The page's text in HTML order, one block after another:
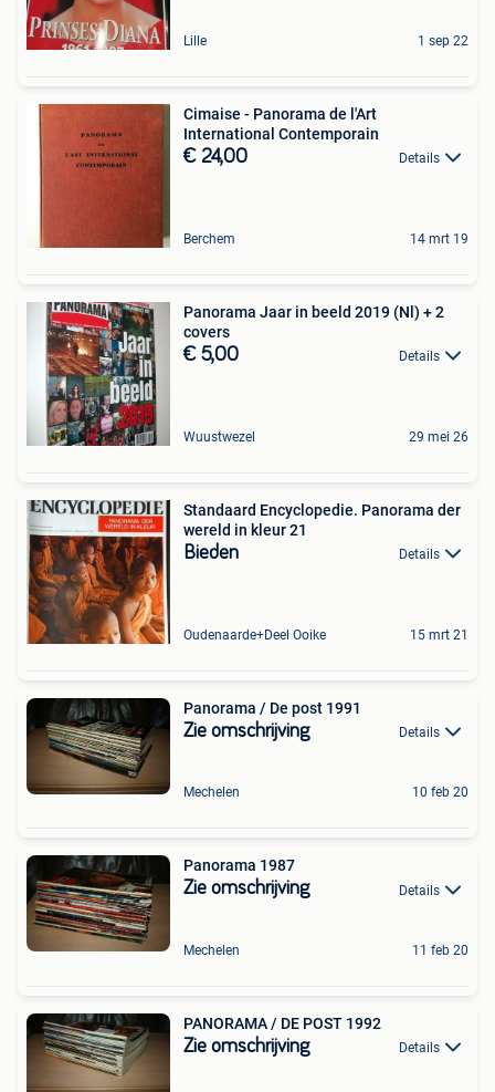
Lille 1 sep 22
Cimaise - Panorama de l'Art
International Contemporain
€ 24,00 Details
Berchem 14 mrt 19
Panorama Jaar in beeld 2019 (Nl) + 2
covers
€ 5,00 Details
Wuustwezel 29 mei 26
Standaard Encyclopedie. Panorama der
wereld in kleur 21
Bieden Details
Oudenaarde+Deel Ooike 15 mrt 21
Panorama / De post 1991
Zie omschrijving Details
Mechelen 10 feb 20
Panorama 1987
Zie omschrijving Details
Mechelen 11 feb 20
PANORAMA / DE POST 1992
Zie omschrijving Details